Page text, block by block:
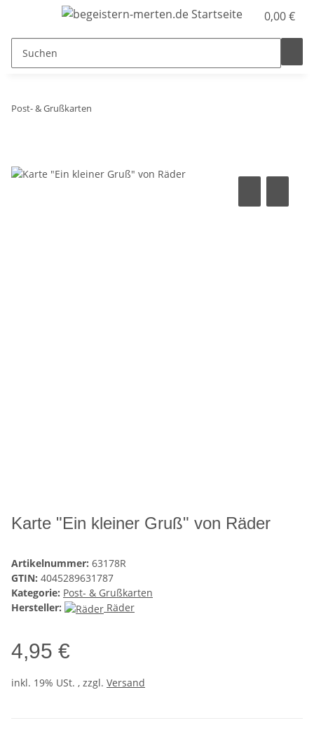
0,00 €
Post- & Grußkarten
Karte "Ein kleiner Gruß" von Räder
Artikelnummer: 63178R
GTIN: 4045289631787
Kategorie: Post- & Grußkarten
Hersteller:
Räder
4,95 €
inkl. 19% USt. , zzgl. Versand